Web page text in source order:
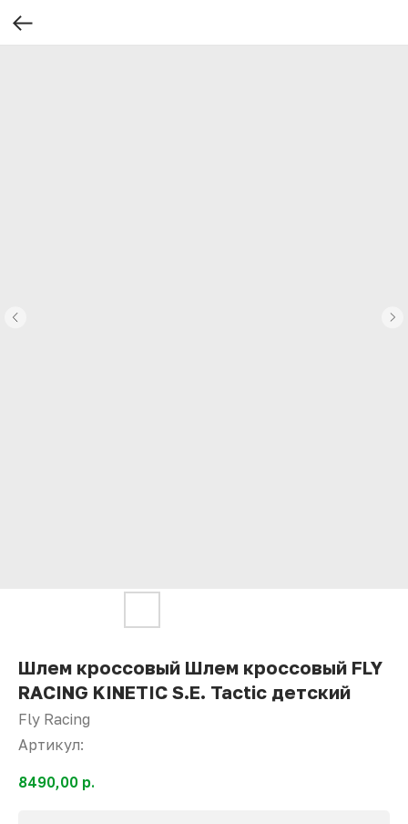
Шлем кроссовый Шлем кроссовый FLY
RACING KINETIC S.E. Tactic детский
Fly Racing
Артикул:
8490,00 р.